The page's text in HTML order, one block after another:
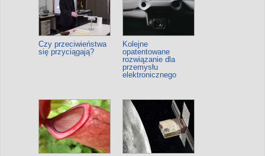
Czy przeciwieństwa
się przyciągają?
Kolejne
opatentowane
rozwiązanie dla
przemysłu
elektronicznego